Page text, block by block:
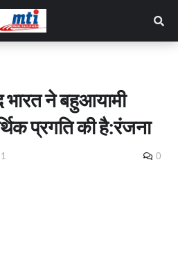
भारत ने बहुआयामी
प्रगति की है:रंजना
0